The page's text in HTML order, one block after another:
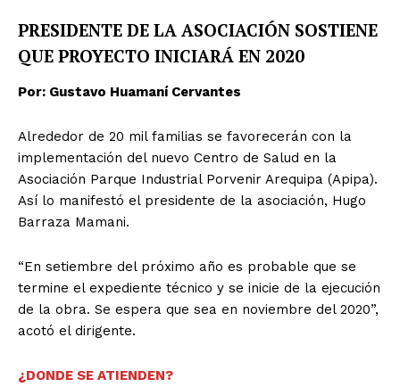
PRESIDENTE DE LA ASOCIACIÓN SOSTIENE
QUE PROYECTO INICIARÁ EN 2020
Por: Gustavo Huamaní Cervantes
Alrededor de 20 mil familias se favorecerán con la
implementación del nuevo Centro de Salud en la
Asociación Parque Industrial Porvenir Arequipa (Apipa).
Así lo manifestó el presidente de la asociación, Hugo
Barraza Mamani.
“En setiembre del próximo año es probable que se
termine el expediente técnico y se inicie de la ejecución
de la obra. Se espera que sea en noviembre del 2020”,
acotó el dirigente.
¿DONDE SE ATIENDEN?